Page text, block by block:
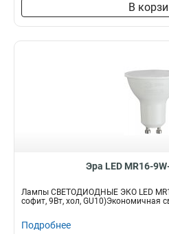
В
Эра LED MR16-
Лампы СВЕТОДИОДНЫЕ ЭКО LED
софит, 9Вт, хол, GU10)Экономичная
Подробнее